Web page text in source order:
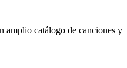
amplio catálogo de canciones y